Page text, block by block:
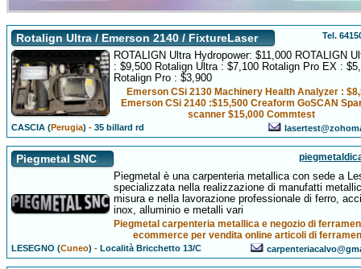
Rotalign Ultra / Emerson 2140 / FixtureLaser Tel.
ROTALIGN Ultra Hydropower: $11,000 ROTALIGN
: $9,500 Rotalign Ultra : $7,100 Rotalign Pro EX :
Rotalign Pro : $3,900
Emerson CSi 2130 Machinery Health Analyzer :
Emerson CSi 2140 :$15,500 Creaform GoSCAN
scanner $15,000 Commtest
CASCIA (Perugia) -35 billard rd
Piegmetal SNC
Piegmetal è una carpenteria metallica con sede a
specializzata nella realizzazione di manufatti
misura e nella lavorazione professionale di ferro,
inox, alluminio e metalli vari
Piegmetal carpenteria metallica e negozio di
ecommerce per vendita online articoli di
LESEGNO (Cuneo) -Località Bricchetto 13/C